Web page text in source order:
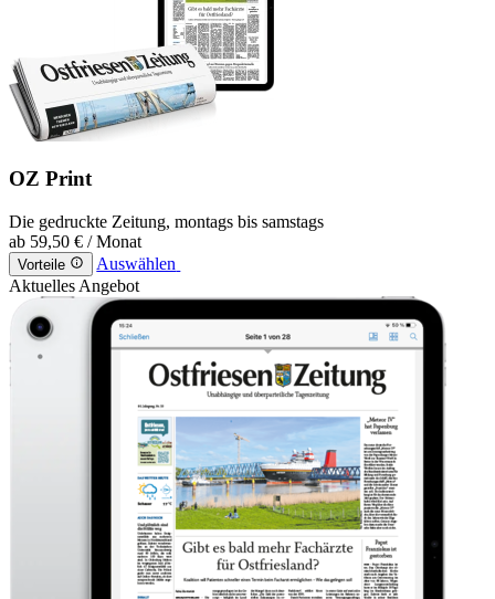
OZ Print
Die gedruckte Zeitung, montags bis samstags
ab 59,50 € / Monat
Vorteile
Auswählen
Aktuelles Angebot